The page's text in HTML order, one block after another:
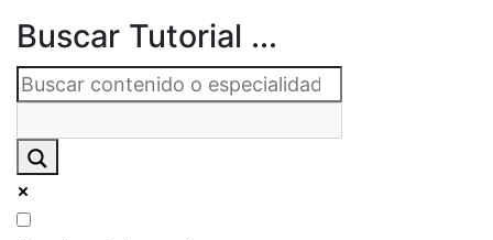
Buscar Tutorial ...